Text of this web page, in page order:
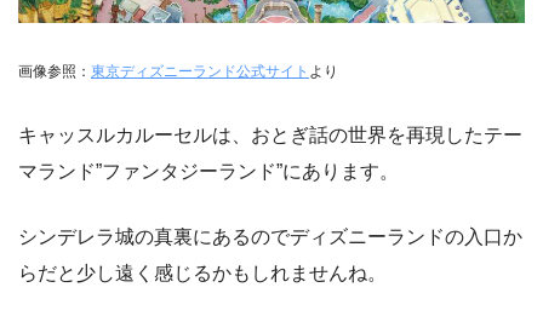
画像参照： 東京ディズニーランド公式サイト より
キャッスルカルーセルは、おとぎ話の世界を再現したテー
マランド”ファンタジーランド”にあります。
シンデレラ城の真裏にあるのでディズニーランドの入口か
らだと少し遠く感じるかもしれませんね。